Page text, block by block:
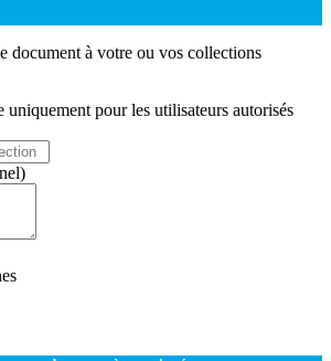
document à votre ou vos collections
uniquement pour les utilisateurs autorisés